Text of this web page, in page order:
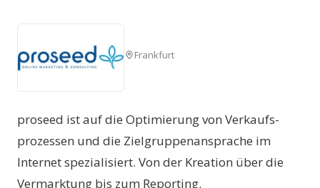
Frankfurt
proseed ist auf die Optimierung von Verkaufs-
prozessen und die Zielgruppenansprache im
Internet spezialisiert. Von der Kreation über die
Vermarktung bis zum Reporting.